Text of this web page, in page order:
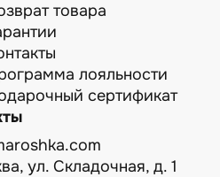
товара
лояльности
сертификат
ул. Складочная, д. 1